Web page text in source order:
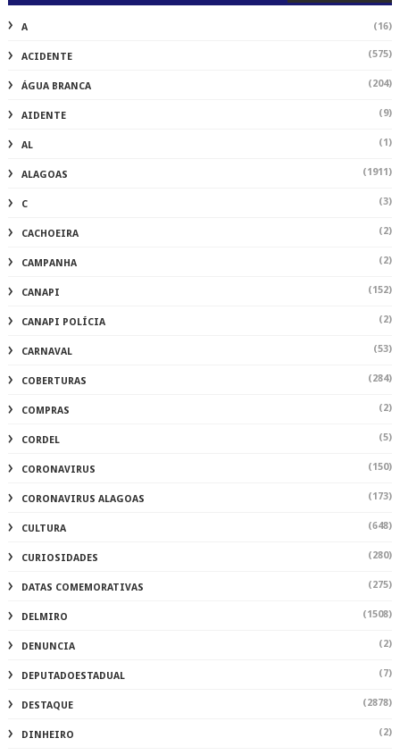
A (16)
ACIDENTE (575)
ÁGUA BRANCA (204)
AIDENTE (9)
AL (1)
ALAGOAS (1911)
C (3)
CACHOEIRA (2)
CAMPANHA (2)
CANAPI (152)
CANAPI POLÍCIA (2)
CARNAVAL (53)
COBERTURAS (284)
COMPRAS (2)
CORDEL (5)
CORONAVIRUS (150)
CORONAVIRUS ALAGOAS (173)
CULTURA (648)
CURIOSIDADES (280)
DATAS COMEMORATIVAS (275)
DELMIRO (1508)
DENUNCIA (2)
DEPUTADOESTADUAL (7)
DESTAQUE (2878)
DINHEIRO (2)